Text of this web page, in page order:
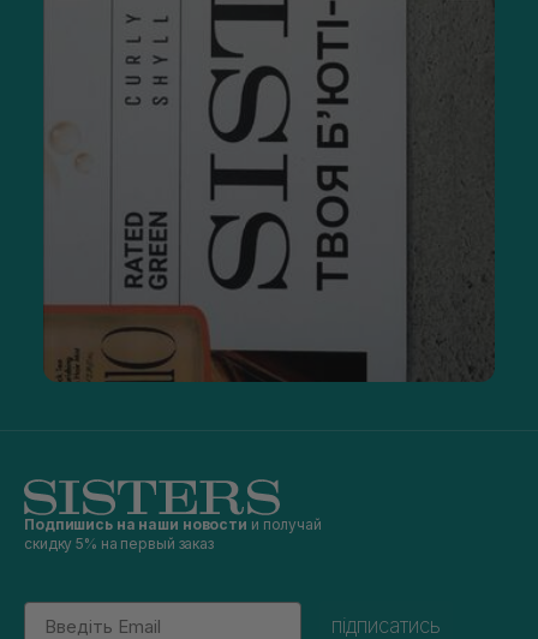
Подпишись на наши новости и получай
скидку 5% на первый заказ
Email
підписатись